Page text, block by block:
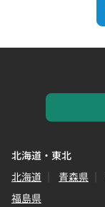
北海道・東北
北海道
青森県
福島県